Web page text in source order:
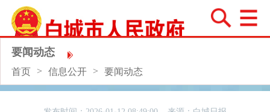
要闻动态
首页 > 信息公开 > 要闻动态